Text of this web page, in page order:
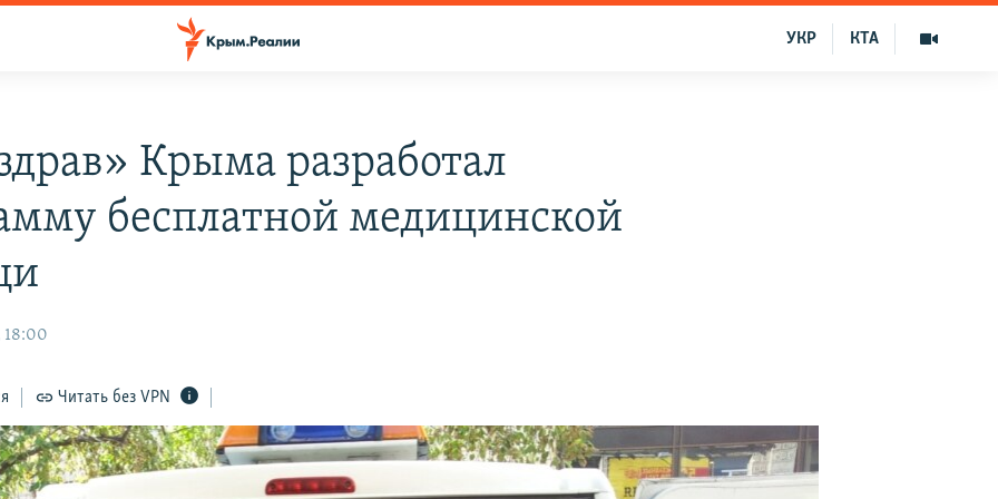
КТА
УКР
Крыма разработал
бесплатной медицинской
18:00
Читать без VPN